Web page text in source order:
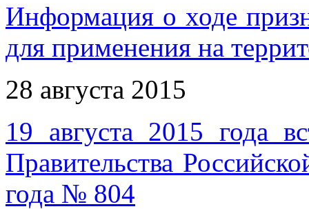
Информация о ходе
для применения на
28 августа 2015
19 августа 2015 года
Правительства
года № 804